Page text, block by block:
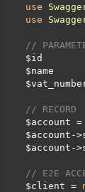
use
use
//
$id
$name
// RECORD
$account =
$account-
$account-
// E2E
$client =